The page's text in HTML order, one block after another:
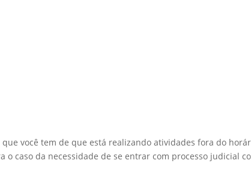
que você tem de que está realizando atividades fora do
o caso da necessidade de se entrar com processo judicial